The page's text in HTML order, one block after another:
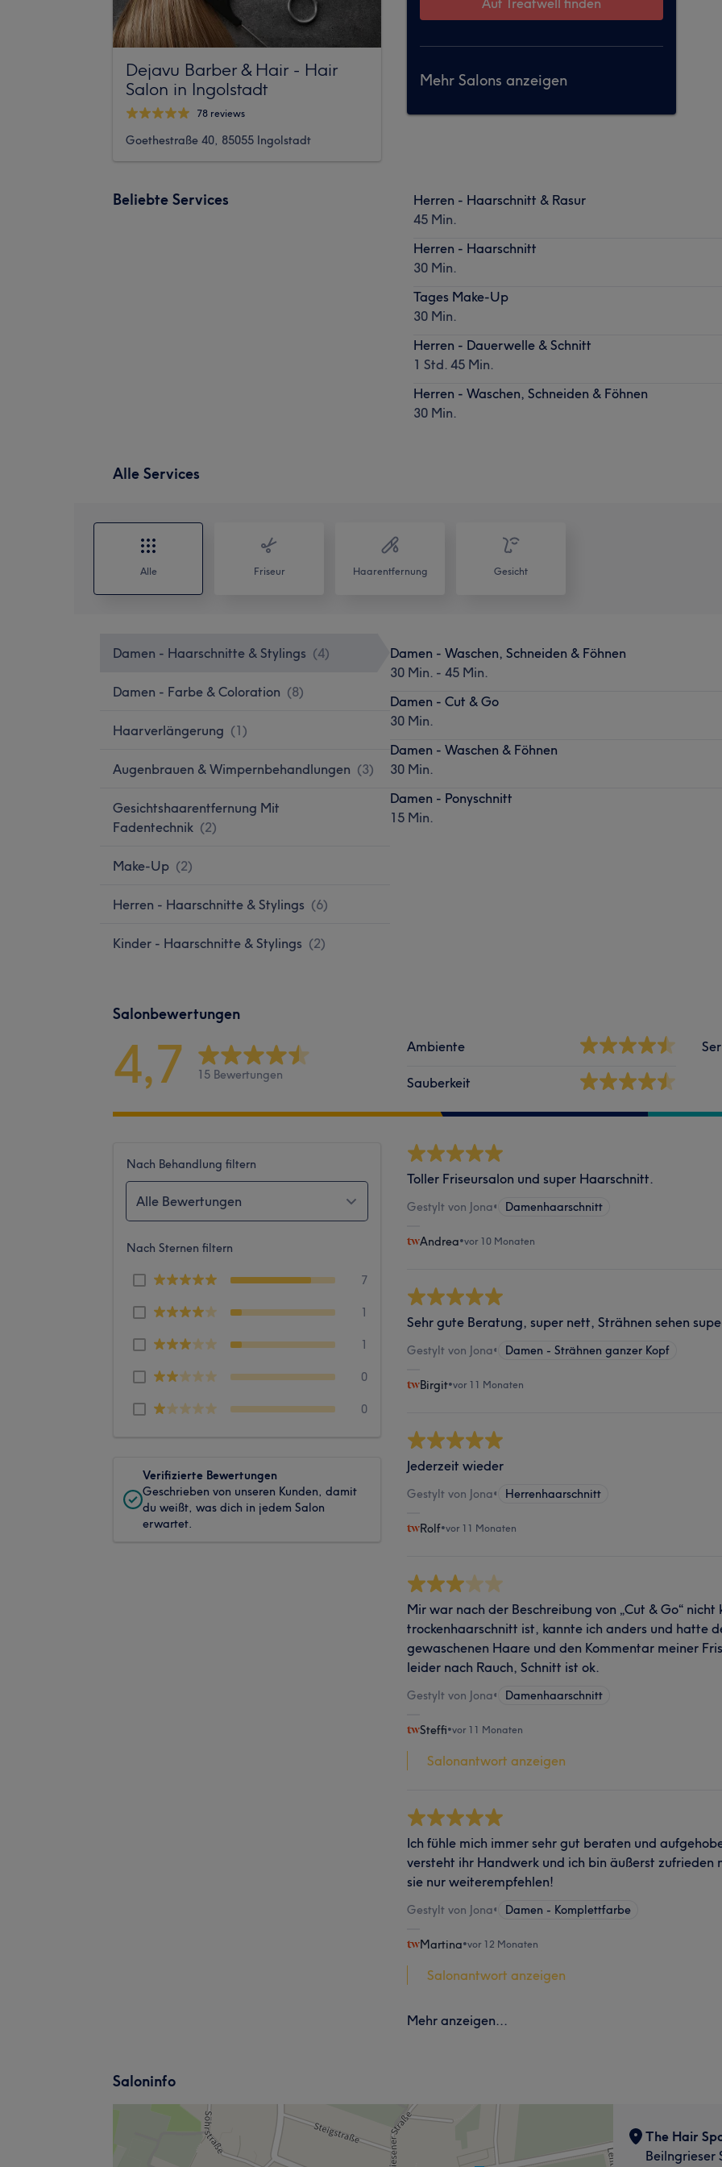
Dejavu Barber & Hair - Hair
Salon in Ingolstadt
78 reviews
Goethestraße 40, 85055 Ingolstadt
Mehr Salons anzeigen
Beliebte Services
Herren - Haarschnitt & Rasur
45 Min.
Herren - Haarschnitt
30 Min.
Tages Make-Up
30 Min.
Herren - Dauerwelle & Schnitt
1 Std. 45 Min.
Herren - Waschen, Schneiden & Föhnen
30 Min.
Alle Services
Alle Friseur Haarentfernung Gesicht
Damen - Haarschnitte & Stylings (4)
Damen - Farbe & Coloration (8)
Haarverlängerung (1)
Augenbrauen & Wimpernbehandlungen (3)
Gesichtshaarentfernung Mit
Fadentechnik (2)
Make-Up (2)
Herren - Haarschnitte & Stylings (6)
Kinder - Haarschnitte & Stylings (2)
Damen - Waschen, Schneiden & Föhnen
30 Min. - 45 Min.
Damen - Cut & Go
30 Min.
Damen - Waschen & Föhnen
30 Min.
Damen - Ponyschnitt
15 Min.
Salonbewertungen
4,7 15 Bewertungen
Ambiente
Sauberkeit
Nach Behandlung filtern
Alle Bewertungen
Nach Sternen filtern
7
1
1
0
0
Verifizierte Bewertungen
Geschrieben von unseren Kunden, damit
du weißt, was dich in jedem Salon
erwartet.
Toller Friseursalon und super Haarschnitt.
Gestylt von Jona• Damenhaarschnitt
Andrea•vor 10 Monaten
Sehr gute Beratung, super nett, Strähnen sehen
Gestylt von Jona• Damen - Strähnen ganzer Kopf
Birgit•vor 11 Monaten
Jederzeit wieder
Gestylt von Jona• Herrenhaarschnitt
Rolf•vor 11 Monaten
Mir war nach der Beschreibung von „Cut & Go“ nicht
trockenhaarschnitt ist, kannte ich anders und hatte
gewaschenen Haare und den Kommentar meiner
leider nach Rauch, Schnitt ist ok.
Gestylt von Jona• Damenhaarschnitt
Steffi•vor 11 Monaten
Salonantwort anzeigen
Ich fühle mich immer sehr gut beraten und
versteht ihr Handwerk und ich bin äußerst zufrieden
sie nur weiterempfehlen!
Gestylt von Jona• Damen - Komplettfarbe
Martina•vor 12 Monaten
Salonantwort anzeigen
Mehr anzeigen...
Saloninfo
The Hair
Beilngrieser